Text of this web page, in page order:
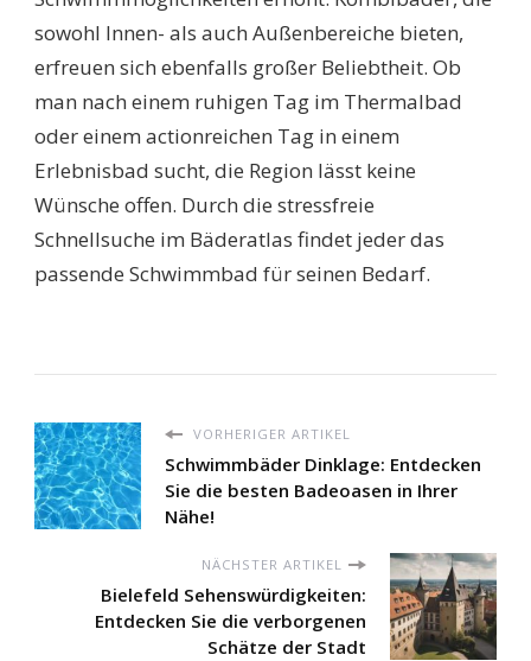
sowohl Innen- als auch Außenbereiche bieten,
erfreuen sich ebenfalls großer Beliebtheit. Ob
man nach einem ruhigen Tag im Thermalbad
oder einem actionreichen Tag in einem
Erlebnisbad sucht, die Region lässt keine
Wünsche offen. Durch die stressfreie
Schnellsuche im Bäderatlas findet jeder das
passende Schwimmbad für seinen Bedarf.
VORHERIGER ARTIKEL
Schwimmbäder Dinklage: Entdecken
Sie die besten Badeoasen in Ihrer
Nähe!
NÄCHSTER ARTIKEL
Bielefeld Sehenswürdigkeiten:
Entdecken Sie die verborgenen
Schätze der Stadt